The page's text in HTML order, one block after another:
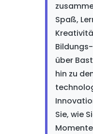
Spaß,
über
hin zu
Sie, wie